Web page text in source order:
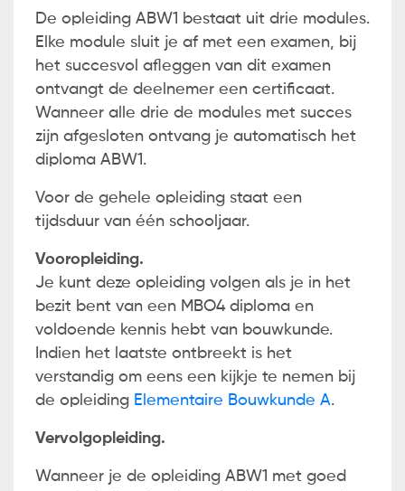
De opleiding ABW1 bestaat uit drie modules.
Elke module sluit je af met een examen, bij
het succesvol afleggen van dit examen
ontvangt de deelnemer een certificaat.
Wanneer alle drie de modules met succes
zijn afgesloten ontvang je automatisch het
diploma ABW1.
Voor de gehele opleiding staat een
tijdsduur van één schooljaar.
Vooropleiding.
Je kunt deze opleiding volgen als je in het
bezit bent van een MBO4 diploma en
voldoende kennis hebt van bouwkunde.
Indien het laatste ontbreekt is het
verstandig om eens een kijkje te nemen bij
de opleiding Elementaire Bouwkunde A.
Vervolgopleiding.
Wanneer je de opleiding ABW1 met goed